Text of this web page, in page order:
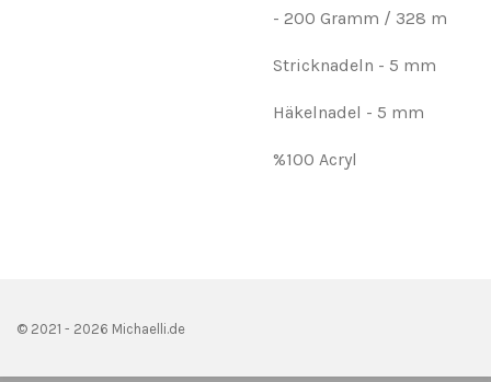
- 200 Gramm / 328 m
Stricknadeln - 5 mm
Häkelnadel - 5 mm
%100 Acryl
© 2021 - 2026 Michaelli.de